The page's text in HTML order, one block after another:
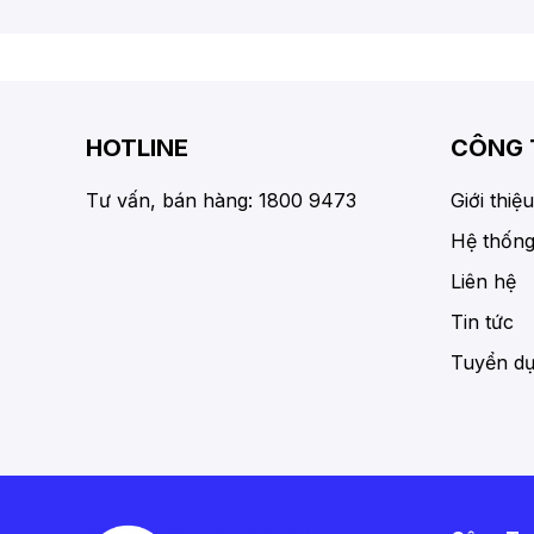
HOTLINE
Tư vấn, bán hàng: 1800 9473
CÔNG
Giới thiệu
Hệ
Liên hệ
Tin tức
Tuyển